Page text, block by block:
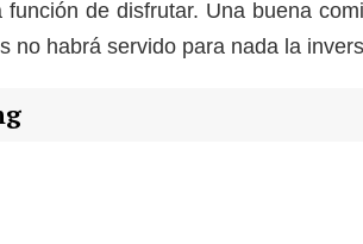
de disfrutar. Una buena
no habrá servido para nada la